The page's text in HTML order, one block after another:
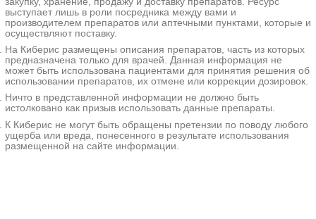
выступает лишь в роли посредника между вами и
производителем препаратов или аптечными пунктами, которые и
осуществляют поставку.
На Киберис размещены описания препаратов, часть из которых
предназначена только для врачей. Данная информация не
может быть использована пациентами для принятия решения об
использовании препаратов, их отмене или коррекции дозировок.
Ничто в представленной информации не должно быть
истолковано как призыв использовать данные препараты.
К Киберис не могут быть обращены претензии по поводу любого
ущерба или вреда, понесенного в результате использования
размещенной на сайте информации.